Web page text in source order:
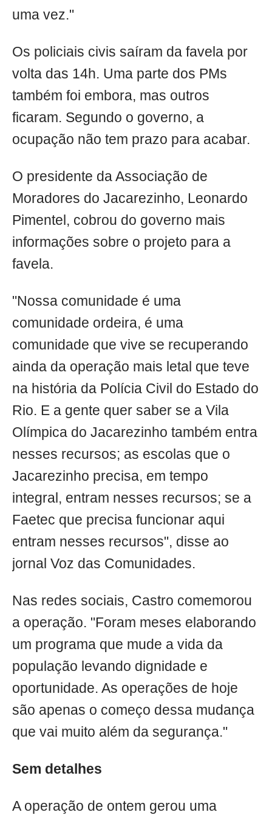
uma vez."
Os policiais civis saíram da favela por
volta das 14h. Uma parte dos PMs
também foi embora, mas outros
ficaram. Segundo o governo, a
ocupação não tem prazo para acabar.
O presidente da Associação de
Moradores do Jacarezinho, Leonardo
Pimentel, cobrou do governo mais
informações sobre o projeto para a
favela.
"Nossa comunidade é uma
comunidade ordeira, é uma
comunidade que vive se recuperando
ainda da operação mais letal que teve
na história da Polícia Civil do Estado do
Rio. E a gente quer saber se a Vila
Olímpica do Jacarezinho também entra
nesses recursos; as escolas que o
Jacarezinho precisa, em tempo
integral, entram nesses recursos; se a
Faetec que precisa funcionar aqui
entram nesses recursos", disse ao
jornal Voz das Comunidades.
Nas redes sociais, Castro comemorou
a operação. "Foram meses elaborando
um programa que mude a vida da
população levando dignidade e
oportunidade. As operações de hoje
são apenas o começo dessa mudança
que vai muito além da segurança."
Sem detalhes
A operação de ontem gerou uma